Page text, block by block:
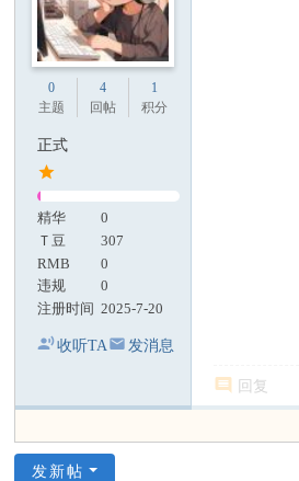
0
主题
4
回帖
1
积分
正式
精华
0
Ｔ豆
307
RMB
0
违规
0
注册时间 2025-7-20
收听TA 发消息
回复
发新帖